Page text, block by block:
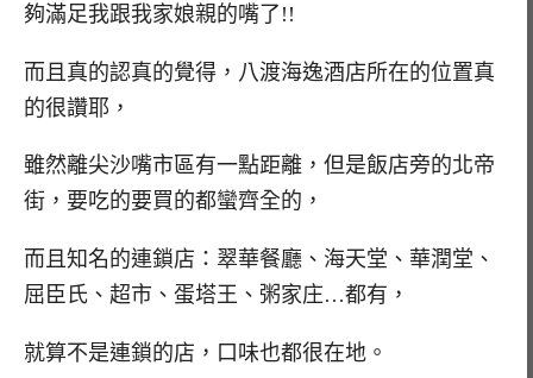
夠滿足我跟我家娘親的嘴了!!
而且真的認真的覺得，八渡海逸酒店所在的位置真
的很讚耶，
雖然離尖沙嘴市區有一點距離，但是飯店旁的北帝
街，要吃的要買的都蠻齊全的，
而且知名的連鎖店：翠華餐廳、海天堂、華潤堂、
屈臣氏、超市、蛋塔王、粥家庄…都有，
就算不是連鎖的店，口味也都很在地。